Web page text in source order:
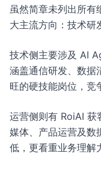
虽然简章未列出所有
大主流方向：技术研
技术侧主要涉及 AI
涵盖通信研发、数据
旺的硬技能岗位，竞
运营侧则有 RoiAI 获
媒体、产品运营及数
低，更看重业务理解